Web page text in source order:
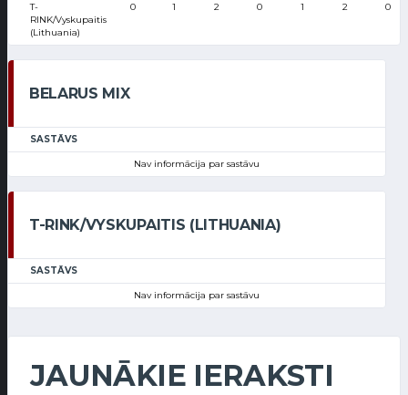
T-
RINK/Vyskupaitis
(Lithuania)
0 1 2 0 1 2 0
BELARUS MIX
SASTĀVS
Nav informācija par sastāvu
T-RINK/VYSKUPAITIS (LITHUANIA)
SASTĀVS
Nav informācija par sastāvu
JAUNĀKIE IERAKSTI